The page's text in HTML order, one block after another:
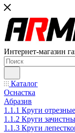
Интернет-магазин
Каталог
Оснастка
Абразив
1.1.1 Круги отрезные
1.1.2 Круги
1.1.3 Круги